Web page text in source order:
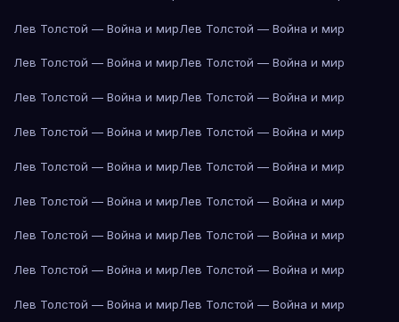
Лев Толстой — Война и мирЛев Толстой — Война и мир
Лев Толстой — Война и мирЛев Толстой — Война и мир
Лев Толстой — Война и мирЛев Толстой — Война и мир
Лев Толстой — Война и мирЛев Толстой — Война и мир
Лев Толстой — Война и мирЛев Толстой — Война и мир
Лев Толстой — Война и мирЛев Толстой — Война и мир
Лев Толстой — Война и мирЛев Толстой — Война и мир
Лев Толстой — Война и мирЛев Толстой — Война и мир
Лев Толстой — Война и мирЛев Толстой — Война и мир